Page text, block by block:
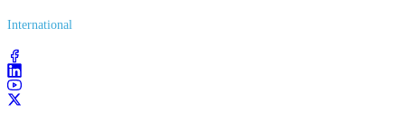
International